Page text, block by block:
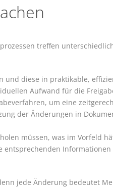
treffen
diese in praktikable,
Aufwand für die
um eine
der Änderungen in
müssen, was im Vorfeld
jede Änderung bedeutet